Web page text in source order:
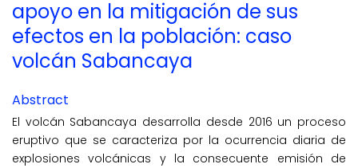
Log In
EN
apoyo en la mitigación de sus
efectos en la población: caso
volcán Sabancaya
Abstract
El volcán Sabancaya desarrolla desde 2016 un proceso
eruptivo que se caracteriza por la ocurrencia diaria de
explosiones volcánicas y la consecuente emisión de